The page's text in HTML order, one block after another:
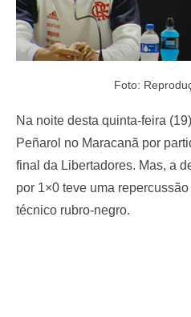
Foto:
Na noite desta quinta-feira
Peñarol no Maracanã por
final da Libertadores. Mas, a
por 1×0 teve uma
técnico rubro-negro.